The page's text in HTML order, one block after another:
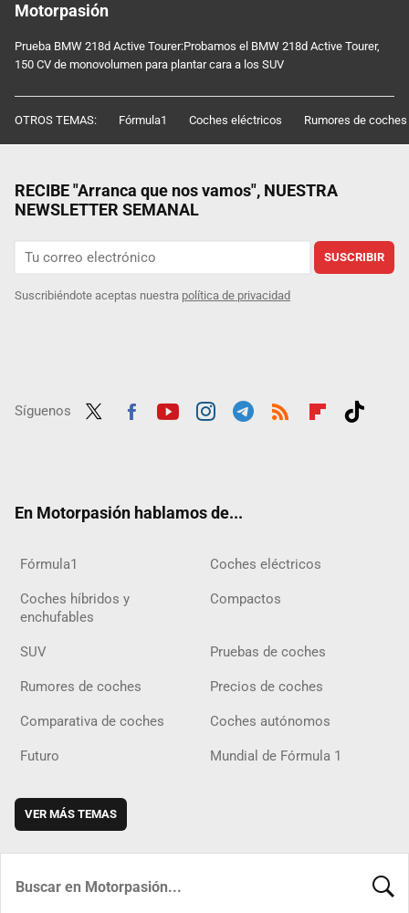
Motorpasión
Prueba BMW 218d Active Tourer:Probamos el BMW 218d Active Tourer,
150 CV de monovolumen para plantar cara a los SUV
OTROS TEMAS: Fórmula1 Coches eléctricos Rumores de coches
RECIBE "Arranca que nos vamos", NUESTRA
NEWSLETTER SEMANAL
SUSCRIBIR
Suscribiéndote aceptas nuestra política de privacidad
Síguenos
En Motorpasión hablamos de...
Fórmula1 Coches eléctricos
Coches híbridos y
enchufables
Compactos
SUV Pruebas de coches
Rumores de coches Precios de coches
Comparativa de coches Coches autónomos
Futuro Mundial de Fórmula 1
VER MÁS TEMAS